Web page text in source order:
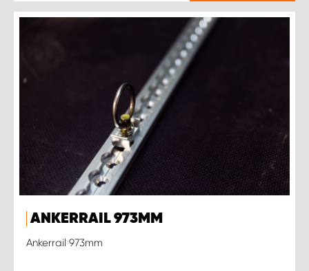
ANKERRAIL 973MM
Ankerrail 973mm